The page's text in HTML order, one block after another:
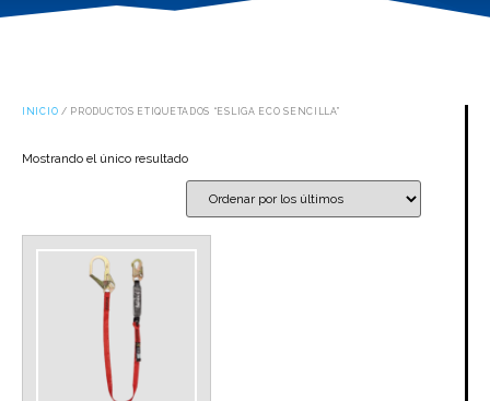
INICIO / PRODUCTOS ETIQUETADOS “ESLIGA ECO SENCILLA”
Mostrando el único resultado